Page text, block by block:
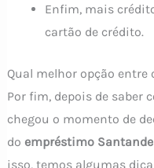
Enfim, mais
cartão de crédito.
Qual melhor opção entre
Por fim, depois de saber
chegou o momento de
do empréstimo
isso, temos algumas